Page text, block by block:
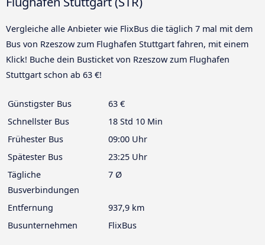
Vergleiche alle Anbieter wie FlixBus die täglich 7 mal mit dem
Bus von Rzeszow zum Flughafen Stuttgart fahren, mit einem
Klick! Buche dein Busticket von Rzeszow zum Flughafen
Stuttgart schon ab 63 €!
Günstigster Bus
63 €
Schnellster Bus
18 Std 10 Min
Frühester Bus
09:00 Uhr
Spätester Bus
23:25 Uhr
Tägliche
Busverbindungen
7 Ø
Entfernung
937,9 km
Busunternehmen
FlixBus